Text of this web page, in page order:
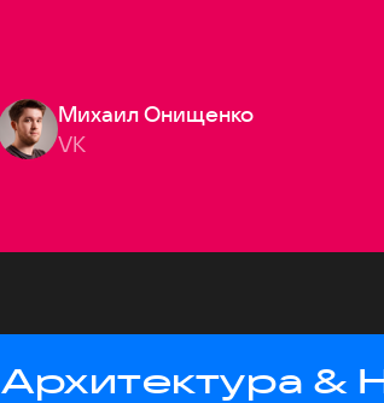
Михаил Онищенко
VK
Архитектура &